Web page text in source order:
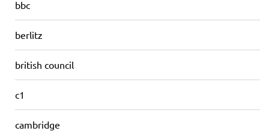
bbc
berlitz
british council
c1
cambridge